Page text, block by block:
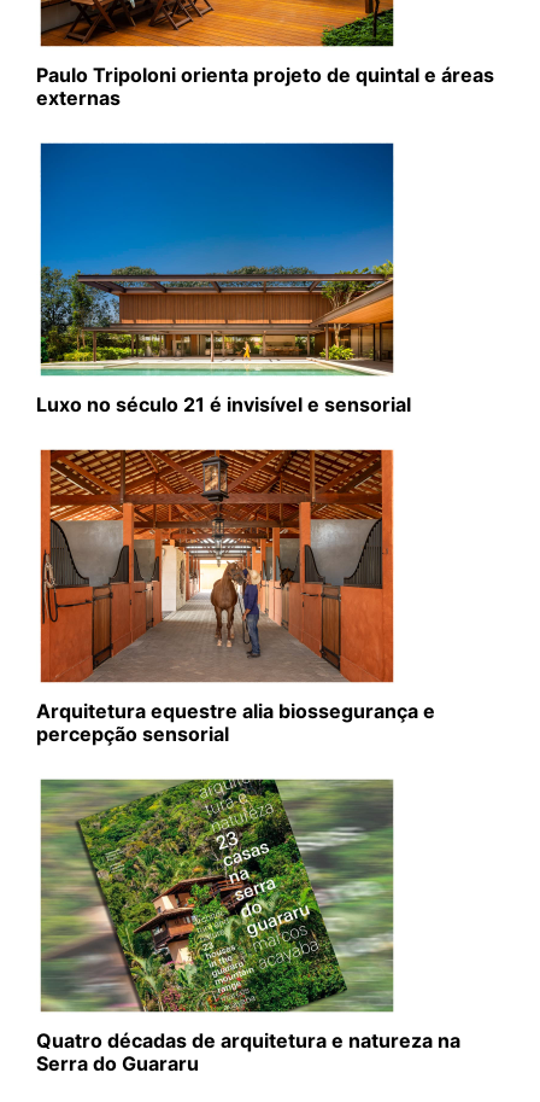
Paulo Tripoloni orienta projeto de quintal e áreas
externas
Luxo no século 21 é invisível e sensorial
Arquitetura equestre alia biossegurança e
percepção sensorial
Quatro décadas de arquitetura e natureza na
Serra do Guararu